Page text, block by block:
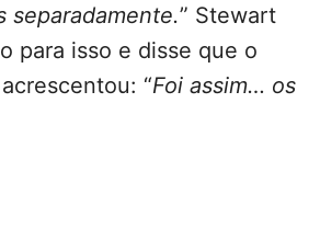
separadamente.” Stewart
para isso e disse que o
acrescentou: “Foi assim… os